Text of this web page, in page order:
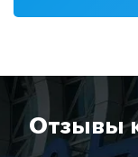
Отзывы